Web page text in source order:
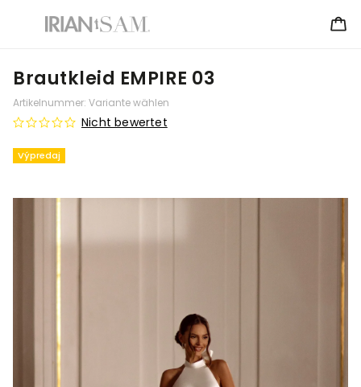
Brautkleid EMPIRE 03
Artikelnummer: Variante wählen
Výpredaj
Nicht bewertet